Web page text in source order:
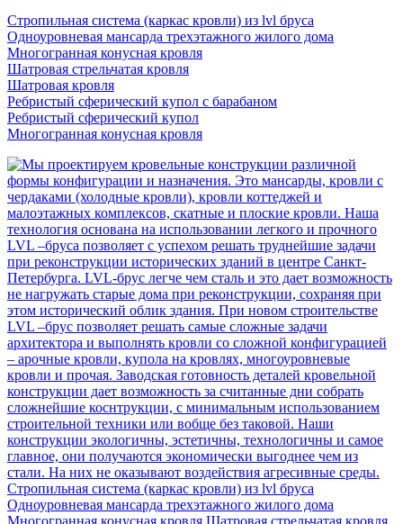
Стропильная система (каркас кровли) из lvl бруса
Одноуровневая мансарда трехэтажного жилого дома
Многогранная конусная кровля
Шатровая стрельчатая кровля
Шатровая кровля
Ребристый сферический купол с барабаном
Ребристый сферический купол
Многогранная конусная кровля